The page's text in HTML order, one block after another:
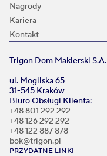
Nagrody
Kariera
Kontakt
Trigon Dom Maklerski S.A.
ul. Mogilska 65
31-545 Kraków
Biuro Obsługi Klienta:
+48 801 292 292
+48 126 292 292
+48 122 887 878
bok@trigon.pl
PRZYDATNE LINKI